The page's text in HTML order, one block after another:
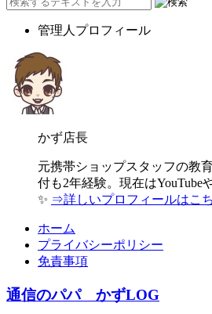
管理人プロフィール
かず店長
元携帯ショップスタッフの教
付も2年経験。現在はYouTube
✨ ⇒詳しいプロフィールはこ
ホーム
プライバシーポリシー
免責事項
通信のパパ かずLOG